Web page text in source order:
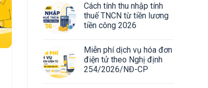
Cách tính thu nhập tính
thuế TNCN từ tiền lương
tiền công 2026
Miễn phí dịch vụ hóa đơn
điện tử theo Nghị định
254/2026/NĐ-CP